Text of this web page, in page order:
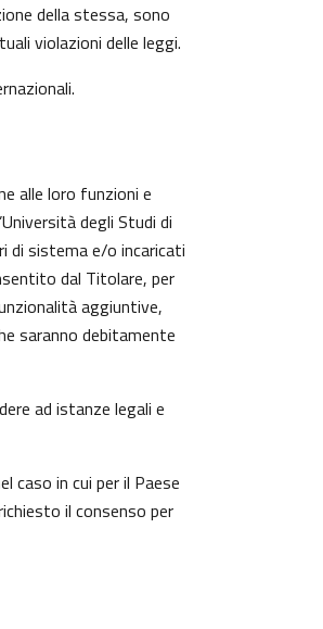
della stessa, sono
violazioni delle leggi.
alle loro funzioni e
degli Studi di
di sistema e/o incaricati
dal Titolare, per
aggiuntive,
saranno debitamente
ad istanze legali e
caso in cui per il Paese
il consenso per